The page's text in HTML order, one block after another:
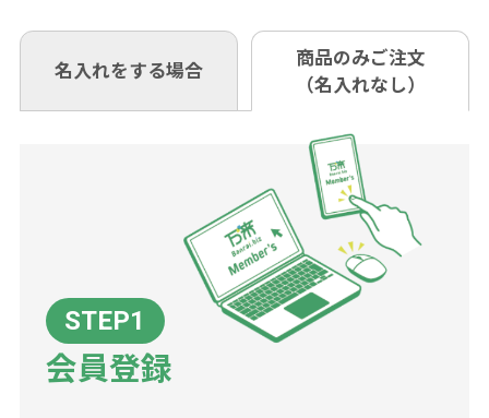
お問合せ先
0120-979-907
AM10:00～PM5:00（土・日・祝日を
同じ版で多くの数量を印刷すると、1
個当たりの印刷代単価がお安くなり
一方、数量が少なく一定数に満たな
い場合は、単価計算ではなく、印刷
代の基本料金を一式頂戴する場合が
ございます。
ボリュームディスカウントの計算は
商品や印刷方法によって異なります
ので、予めご了承ください。
※振り込み手数料はお客さま負担と
なりますのでご注意ください。
あれば、午前中までにご注文とご入
金いただければ翌日着でお送りする
お急ぎの場合、ご相談ください。最
大限努力いたします。
も複数ヶ所への納品の場合、別途送
料頂戴する場合がございます。
詳細はこちらご確認ください。
名入れをする場合
商品のみご注文
（名入れなし）
会員登録